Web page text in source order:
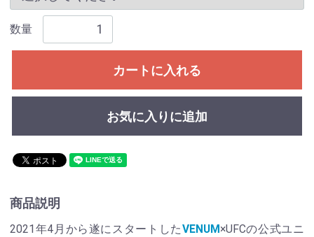
数量
カートに入れる
お気に入りに追加
商品説明
2021年4月から遂にスタートしたVENUM ×UFCの公式ユニ